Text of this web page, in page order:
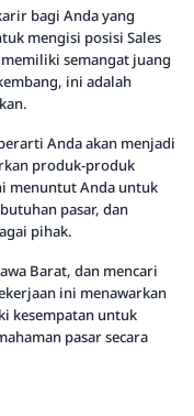
bagi Anda yang
mengisi posisi Sales
semangat juang
ini adalah
Anda akan menjadi
produk-produk
menuntut Anda untuk
pasar, dan
pihak.
Barat, dan mencari
ini menawarkan
kesempatan untuk
pasar secara